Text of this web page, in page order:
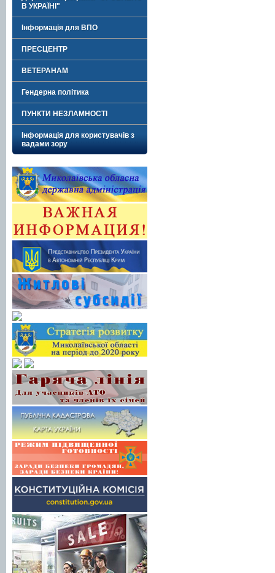
В УКРАЇНІ"
Інформація для ВПО
ПРЕСЦЕНТР
ВЕТЕРАНАМ
Гендерна політика
ПУНКТИ НЕЗЛАМНОСТІ
Інформація для користувачів з
вадами зору